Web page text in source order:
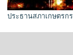
ประธานสภาเกษตร